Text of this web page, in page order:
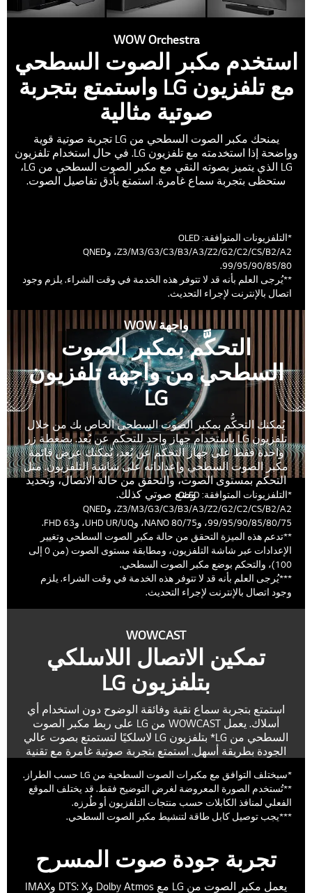
WOW Orchestra
استخدم مكبر الصوت السطحي
مع تلفزيون LG واستمتع بتجربة
صوتية مثالية
يمنحك مكبر الصوت السطحي من LG تجربة صوتية قوية
وواضحة إذا استخدمته مع تلفزيون LG. في حال استخدام تلفزيون
LG الذي يتميز بصوته النقي مع مكبر الصوت السطحي من LG،
ستحظى بتجربة سماع غامرة. استمتع بأدق تفاصيل الصوت.
*التلفزيونات المتوافقة: OLED
Z3/M3/G3/C3/B3/A3/Z2/G2/C2/CS/B2/A2، وQNED
99/95/90/85/80.
**يُرجى العلم بأنه قد لا تتوفر هذه الخدمة في وقت الشراء. يلزم وجود
اتصال بالإنترنت لإجراء التحديث.
واجهة WOW
التحكَّم بمكبر الصوت
السطحي من واجهة تلفزيون
LG
يُمكنك التحكُّم بمكبر الصوت السطحي الخاص بك من خلال
تلفزيون LG باستخدام جهاز واحد للتحكم عن بُعد. بضغطة زر
واحدة فقط على جهاز التحكم عن بُعد، يُمكنك عرض قائمة
مكبر الصوت السطحي وإعداداته على شاشة التلفزيون. مثل
التحكم بمستوى الصوت، والتحقق من حالة الاتصال، وتحديد
وضع صوتي كذلك.
*التلفزيونات المتوافقة: OLED
Z3/M3/G3/C3/B3/A3/Z2/G2/C2/CS/B2/A2، وQNED
99/95/90/85/80/75، وNANO 80/75، وUHD UR/UQ، وFHD 63.
**تدعم هذه الميزة التحقق من حالة مكبر الصوت السطحي وتغيير
الإعدادات عبر شاشة التلفزيون، ومطابقة مستوى الصوت (من 0 إلى
100)، والتحكم بوضع مكبر الصوت السطحي.
***يُرجى العلم بأنه قد لا تتوفر هذه الخدمة في وقت الشراء. يلزم
وجود اتصال بالإنترنت لإجراء التحديث.
WOWCAST
تمكين الاتصال اللاسلكي
بتلفزيون LG
استمتع بتجربة سماع نقية وفائقة الوضوح دون استخدام أي
أسلاك. يعمل WOWCAST من LG على ربط مكبر الصوت
السطحي من LG* بتلفزيون LG لاسلكيًا لتستمتع بصوت عالي
الجودة بطريقة أسهل. استمتع بتجربة صوتية غامرة مع تقنية
*سيختلف التوافق مع مكبرات الصوت السطحية من LG حسب الطراز.
**تُستخدم الصورة المعروضة لغرض التوضيح فقط. قد يختلف الموقع
الفعلي لمنافذ الكابلات حسب منتجات التلفزيون أو طُرزه.
***يجب توصيل كابل طاقة لتنشيط مكبر الصوت السطحي.
تجربة جودة صوت المسرح
يعمل مكبر الصوت من LG مع Dolby Atmos وDTS: X وIMAX